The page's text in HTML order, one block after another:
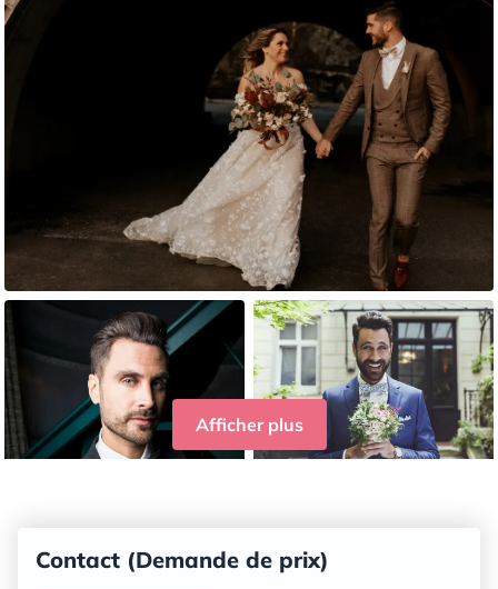
Afficher plus
Contact (Demande de prix)